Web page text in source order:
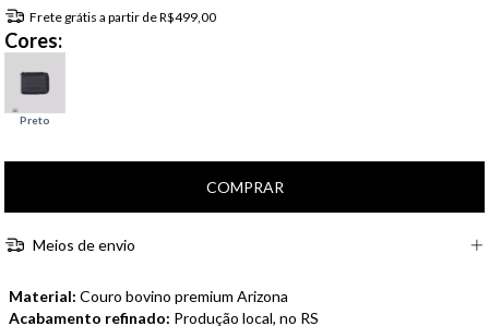
Frete grátis a partir deR$499,00
Cores:
Meios de envio
Material: Couro bovino premium Arizona
Acabamento refinado: Produção local, no RS